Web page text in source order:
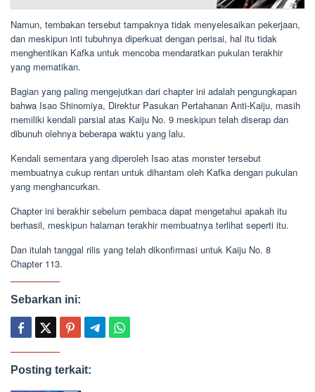
Namun, tembakan tersebut tampaknya tidak menyelesaikan pekerjaan,
dan meskipun inti tubuhnya diperkuat dengan perisai, hal itu tidak
menghentikan Kafka untuk mencoba mendaratkan pukulan terakhir
yang mematikan.
Bagian yang paling mengejutkan dari chapter ini adalah pengungkapan
bahwa Isao Shinomiya, Direktur Pasukan Pertahanan Anti-Kaiju, masih
memiliki kendali parsial atas Kaiju No. 9 meskipun telah diserap dan
dibunuh olehnya beberapa waktu yang lalu.
Kendali sementara yang diperoleh Isao atas monster tersebut
membuatnya cukup rentan untuk dihantam oleh Kafka dengan pukulan
yang menghancurkan.
Chapter ini berakhir sebelum pembaca dapat mengetahui apakah itu
berhasil, meskipun halaman terakhir membuatnya terlihat seperti itu.
Dan itulah tanggal rilis yang telah dikonfirmasi untuk Kaiju No. 8
Chapter 113.
Sebarkan ini:
Posting terkait: